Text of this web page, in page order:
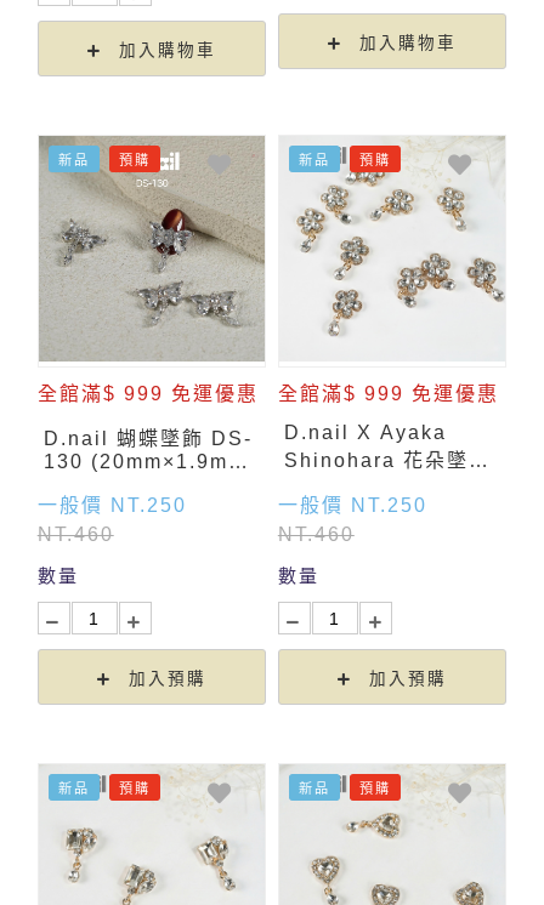
加入購物車 加入購物車
新品 預購
全館滿$ 999 免運優惠
D.nail 蝴蝶墜飾 DS-
130 (20mm×1.9mm)
一般價 NT.250
NT.460
數量
加入預購
新品 預購
全館滿$ 999 免運優惠
D.nail X Ayaka
Shinohara 花朵墜飾-
一般價 NT.250
NT.460
數量
加入預購
新品 預購 新品 預購